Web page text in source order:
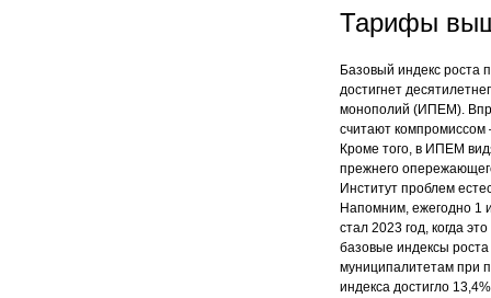
Тарифы
Базовый индекс роста
достигнет
монополий (ИПЕМ).
считают компромиссом
Кроме того, в ИПЕМ
прежнего
Институт проблем
Напомним, ежегодно 1
стал 2023 год, когда
базовые индексы
муниципалитетам при
индекса достигло